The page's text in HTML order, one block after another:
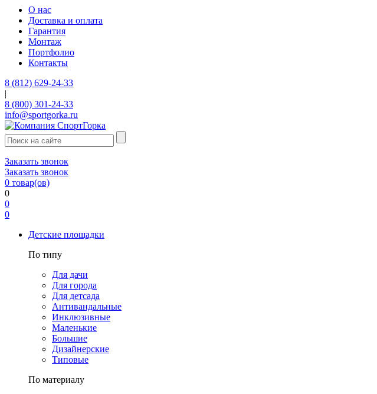
О нас
Доставка и оплата
Гарантия
Монтаж
Портфолио
Контакты
8 (812) 629-24-33
|
8 (800) 301-24-33
info@sportgorka.ru
Заказать звонок
Заказать звонок
0 товар(ов)
0
0
0
Детские площадки
По типу
Для дачи
Для города
Для детсада
Антивандальные
Инклюзивные
Маленькие
Большие
Дизайнерские
Типовые
По материалу